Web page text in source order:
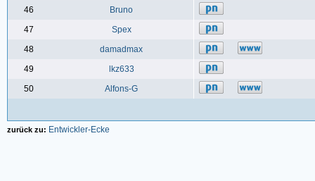
46
Bruno
47
Spex
48
damadmax
49
lkz633
50
Alfons-G
zurück zu: Entwickler-Ecke